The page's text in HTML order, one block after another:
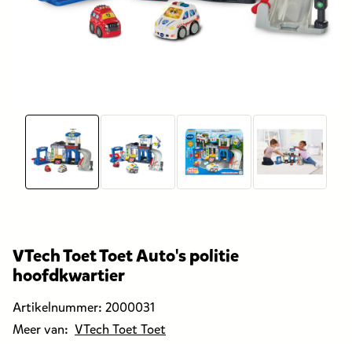
VTech Toet Toet Auto's politie
hoofdkwartier
Artikelnummer: 2000031
Meer van: VTech Toet Toet